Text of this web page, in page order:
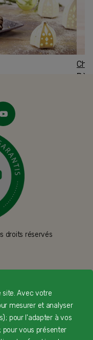
droits réservés
site. Avec votre
mesurer et analyser
; pour l'adapter à vos
pour vous présenter